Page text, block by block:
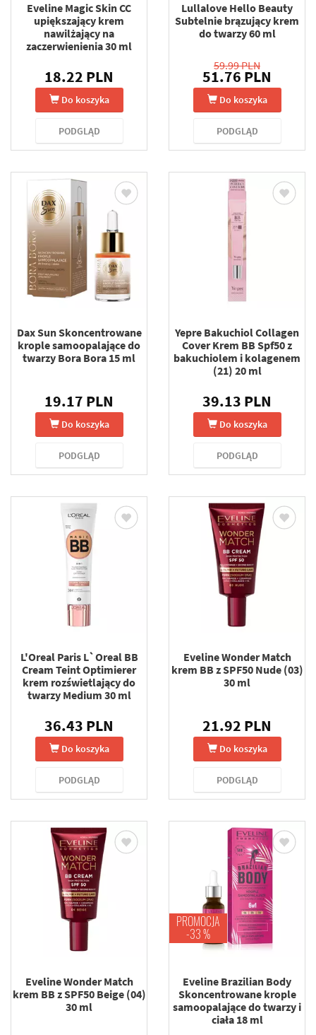
Eveline Magic Skin CC
upiększający krem
nawilżający na
zaczerwienienia 30 ml
18.22 PLN
Do koszyka
PODGLĄD
Lullalove Hello Beauty
Subtelnie brązujący krem
do twarzy 60 ml
59.99 PLN
51.76 PLN
Do koszyka
PODGLĄD
Dax Sun Skoncentrowane
krople samoopalające do
twarzy Bora Bora 15 ml
19.17 PLN
Do koszyka
PODGLĄD
Yepre Bakuchiol Collagen
Cover Krem BB Spf50 z
bakuchiolem i kolagenem
(21) 20 ml
39.13 PLN
Do koszyka
PODGLĄD
L'Oreal Paris L`Oreal BB
Cream Teint Optimierer
krem rozświetlający do
twarzy Medium 30 ml
36.43 PLN
Do koszyka
PODGLĄD
Eveline Wonder Match
krem BB z SPF50 Nude (03)
30 ml
21.92 PLN
Do koszyka
PODGLĄD
Eveline Wonder Match
krem BB z SPF50 Beige (04)
30 ml
PROMOCJA
-33 %
Eveline Brazilian Body
Skoncentrowane krople
samoopalające do twarzy i
ciała 18 ml